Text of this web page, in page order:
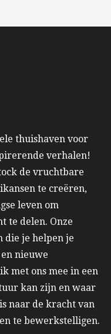
thuishaven voor
verhalen!
de vruchtbare
te creëren,
leven om
te delen. Onze
die je helpen je
nieuwe
met ons mee in een
kan zijn en waar
naar de kracht van
te bewerkstelligen.